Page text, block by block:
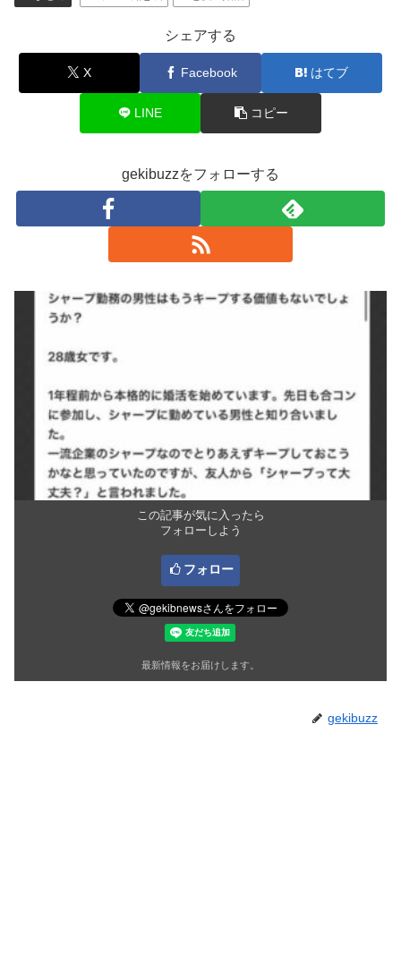
シェアする
X Facebook はてブ
LINE コピー
gekibuzzをフォローする
この記事が気に入ったら
フォローしよう
フォロー
最新情報をお届けします。
gekibuzz